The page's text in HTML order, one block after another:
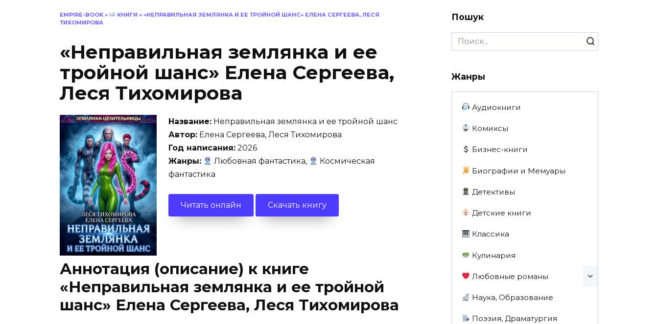
EMPIRE-BOOK » КНИГИ » «НЕПРАВИЛЬНАЯ ЗЕМЛЯНКА И ЕЕ ТРОЙНОЙ ШАНС» ЕЛЕНА СЕРГЕЕВА, ЛЕСЯ
ТИХОМИРОВА
«Неправильная землянка и ее
тройной шанс» Елена Сергеева,
Леся Тихомирова
Название: Неправильная землянка и ее тройной шанс
Автор: Елена Сергеева, Леся Тихомирова
Год написания: 2026
Жанры:
Любовная фантастика,
Космическая
фантастика
Читать онлайн Скачать книгу
Аннотация (описание) к книге
«Неправильная землянка и ее тройной
шанс» Елена Сергеева, Леся Тихомирова
Пошук
Search
for:
Жанры
Аудиокниги
Комиксы
Бизнес-книги
Биографии и Мемуары
Детективы
Детские книги
Классика
Кулинария
Любовные романы
Наука, Образование
Поэзия, Драматургия